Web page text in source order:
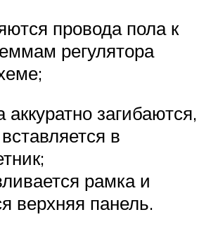
провода пола к
регулятора
аккуратно загибаются,
в
рамка и
верхняя панель.